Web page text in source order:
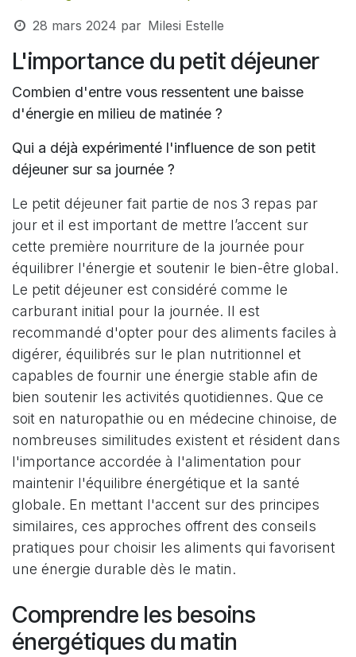
28 mars 2024 par Milesi Estelle
L'importance du petit déjeuner
Combien d'entre vous ressentent une baisse
d'énergie en milieu de matinée ?
Qui a déjà expérimenté l'influence de son petit
déjeuner sur sa journée ?
Le petit déjeuner fait partie de nos 3 repas par
jour et il est important de mettre l’accent sur
cette première nourriture de la journée pour
équilibrer l'énergie et soutenir le bien-être global.
Le petit déjeuner est considéré comme le
carburant initial pour la journée. Il est
recommandé d'opter pour des aliments faciles à
digérer, équilibrés sur le plan nutritionnel et
capables de fournir une énergie stable afin de
bien soutenir les activités quotidiennes. Que ce
soit en naturopathie ou en médecine chinoise, de
nombreuses similitudes existent et résident dans
l'importance accordée à l'alimentation pour
maintenir l'équilibre énergétique et la santé
globale. En mettant l'accent sur des principes
similaires, ces approches offrent des conseils
pratiques pour choisir les aliments qui favorisent
une énergie durable dès le matin.
Comprendre les besoins
énergétiques du matin